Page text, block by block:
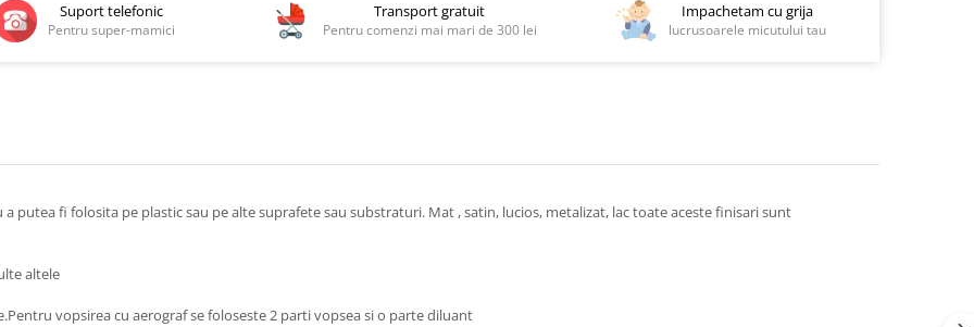
Suport telefonic
Pentru super-mamici
Transport gratuit
Pentru comenzi mai mari de 300 lei
Impachetam cu grija
lucrusoarele micutului tau
putea fi folosita pe plastic sau pe alte suprafete sau substraturi. Mat , satin, lucios, metalizat, lac toate aceste finisari sunt
altele
vopsirea cu aerograf se foloseste 2 parti vopsea si o parte diluant